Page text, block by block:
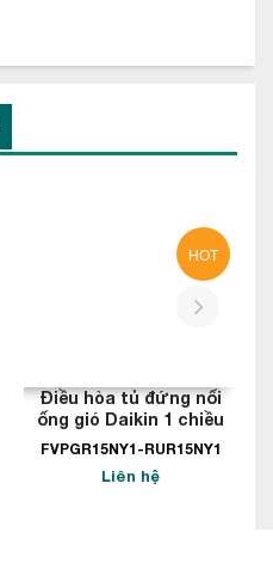
HOT
Điều hòa tủ đứng nối
ống gió Daikin 1 chiều
150.000BTU
FVPGR15NY1-RUR15NY1
Liên hệ